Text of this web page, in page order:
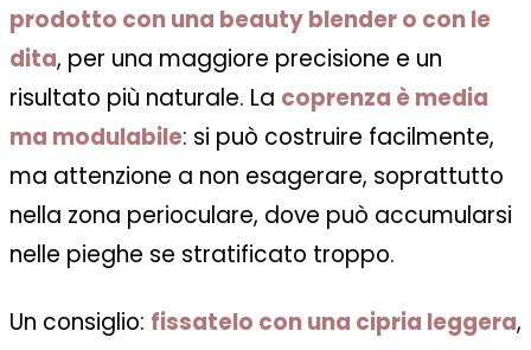
prodotto con una beauty blender o con le
dita, per una maggiore precisione e un
risultato più naturale. La coprenza è media
ma modulabile: si può costruire facilmente,
ma attenzione a non esagerare, soprattutto
nella zona perioculare, dove può accumularsi
nelle pieghe se stratificato troppo.
Un consiglio: fissatelo con una cipria leggera,